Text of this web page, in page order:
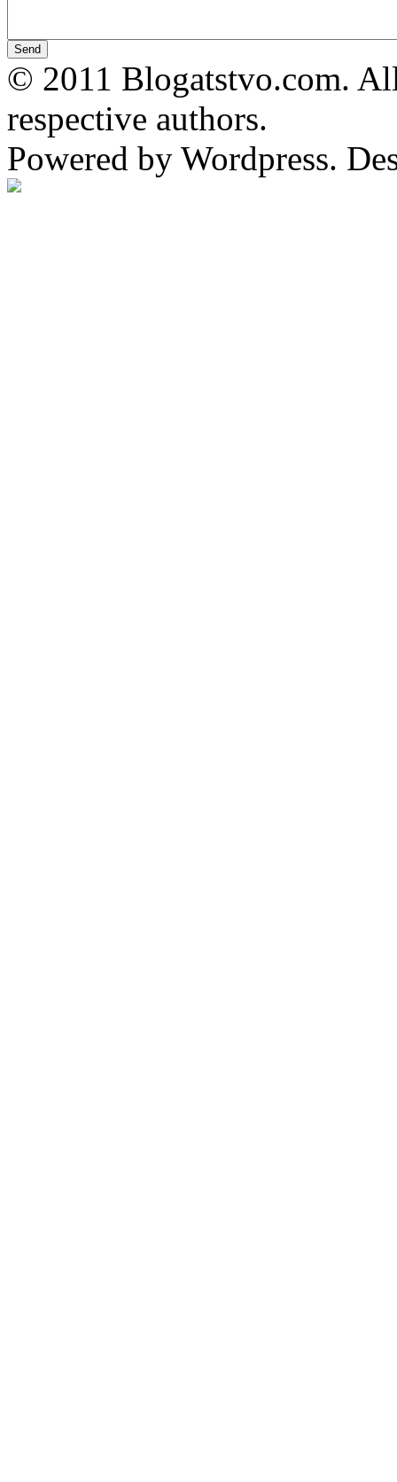
© 2011 Blogatstvo.com.
respective authors.
Powered by Wordpress.